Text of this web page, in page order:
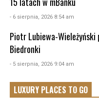
- 6 sierpnia, 2026 8:54 am
Piotr Lubiewa-
Biedronki
- 5 sierpnia, 2026 9:04 am
LUXURY PLACES TO GO